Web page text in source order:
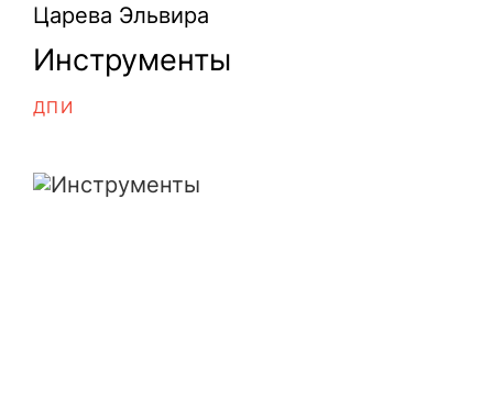
Царева Эльвира
Инструменты
ДПИ
Инструменты